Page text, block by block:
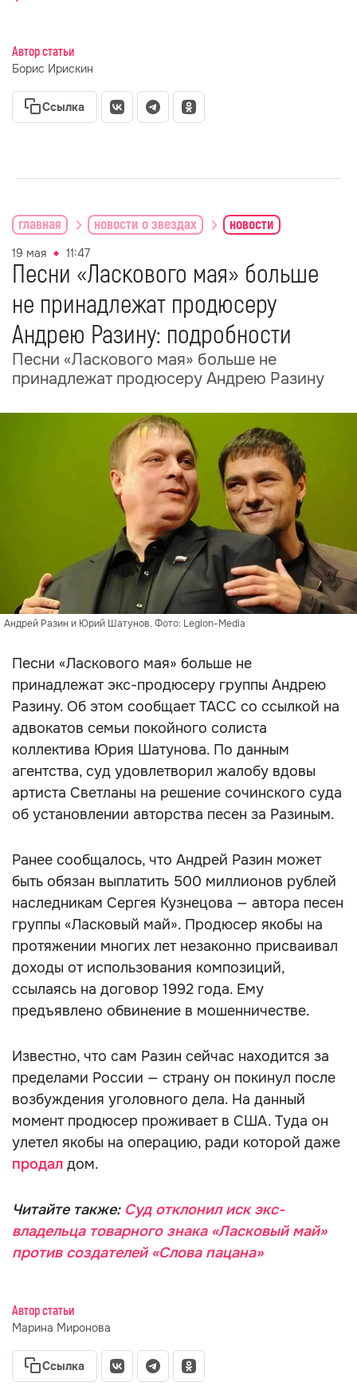
Автор статьи
Борис Ирискин
Ссылка
главная новости о звездах новости
19 мая 11:47
Песни «Ласкового мая» больше
не принадлежат продюсеру
Андрею Разину: подробности
Песни «Ласкового мая» больше не
принадлежат продюсеру Андрею Разину
Андрей Разин и Юрий Шатунов. Фото: Legion-Media
Песни «Ласкового мая» больше не
принадлежат экс-продюсеру группы Андрею
Разину. Об этом сообщает ТАСС со ссылкой на
адвокатов семьи покойного солиста
коллектива Юрия Шатунова. По данным
агентства, суд удовлетворил жалобу вдовы
артиста Светланы на решение сочинского суда
об установлении авторства песен за Разиным.
Ранее сообщалось, что Андрей Разин может
быть обязан выплатить 500 миллионов рублей
наследникам Сергея Кузнецова — автора песен
группы «Ласковый май». Продюсер якобы на
протяжении многих лет незаконно присваивал
доходы от использования композиций,
ссылаясь на договор 1992 года. Ему
предъявлено обвинение в мошенничестве.
Известно, что сам Разин сейчас находится за
пределами России — страну он покинул после
возбуждения уголовного дела. На данный
момент продюсер проживает в США. Туда он
улетел якобы на операцию, ради которой даже
продал дом.
Читайте также:Суд отклонил иск экс-
владельца товарного знака «Ласковый май»
против создателей «Слова пацана»
Автор статьи
Марина Миронова
Ссылка